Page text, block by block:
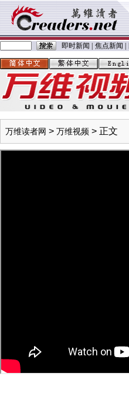
即时新闻 焦点新闻
万维读者网 > 万维视频 > 正文